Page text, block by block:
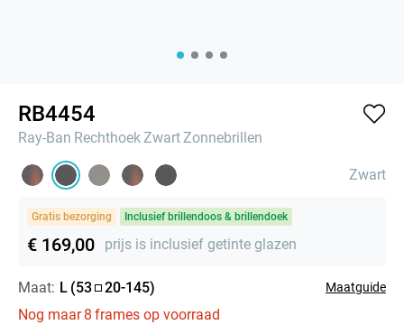
RB4454
Ray-Ban RechthoekZwartZonnebrillen
Zwart
Gratis bezorging Inclusief brillendoos & brillendoek
€ 169,00 prijs is inclusief getinte glazen
Maat: L (53 20-145) Maatguide
Nog maar 8 frames op voorraad